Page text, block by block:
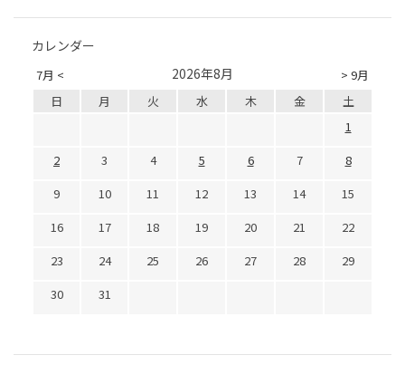
カレンダー
7月 < > 9月
2026年8月
日 月 火 水 木 金
土
1
2
3 4 5 6 7
8
9
10 11 12 13 14
15
16
17 18 19 20 21
22
23
24 25 26 27 28
29
30
31